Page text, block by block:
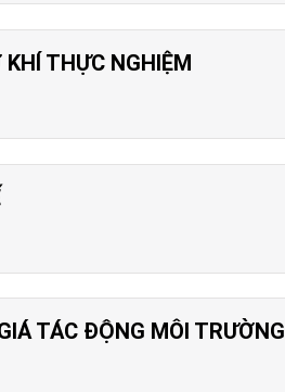
THỰC NGHIỆM
TÁC ĐỘNG MÔI TRƯỜNG